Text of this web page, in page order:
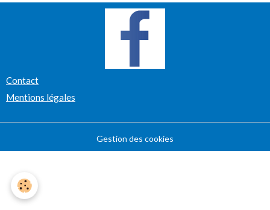
Contact
Mentions légales
Gestion des cookies